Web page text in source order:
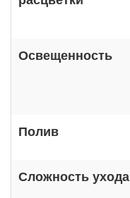
Освещенность
Полив
Сложность ухода